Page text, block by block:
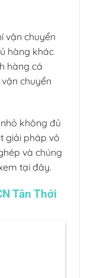
vận chuyển
hàng khác
hàng cá
chuyển
không đủ
giải pháp vô
và chúng
tại đây.
Tân Thới